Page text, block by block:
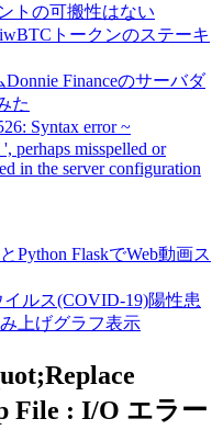
トの可搬性はない
トークンのステーキ
Financeのサーバダ
た
Syntax error ~
perhaps misspelled or
in the server configuration
Python FlaskでWeb動画ス
ルス(COVID-19)陽性患
上げグラフ表示
File : I/O エラー